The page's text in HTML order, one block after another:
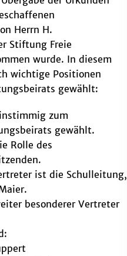
Herrn H.
Stiftung Freie
wurde. In diesem
wichtige Positionen
gewählt:
zum
gewählt.
Rolle des
ist die Schulleitung,
besonderer Vertreter